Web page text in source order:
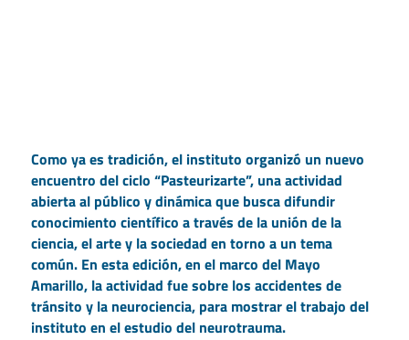
Como ya es tradición, el instituto organizó un nuevo
encuentro del ciclo “Pasteurizarte”, una actividad
abierta al público y dinámica que busca difundir
conocimiento científico a través de la unión de la
ciencia, el arte y la sociedad en torno a un tema
común. En esta edición, en el marco del Mayo
Amarillo, la actividad fue sobre los accidentes de
tránsito y la neurociencia, para mostrar el trabajo del
instituto en el estudio del neurotrauma.